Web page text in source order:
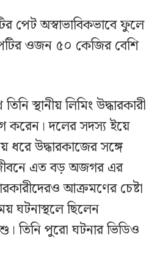
পেট অস্বাভাবিকভাবে ফুলে
ওজন ৫০ কেজির বেশি
স্থানীয় লিমিং উদ্ধারকারী
করেন। দলের সদস্য ইয়ে
উদ্ধারকাজের সঙ্গে
এত বড় অজগর এর
আক্রমণের চেষ্টা
ঘটনাস্থলে ছিলেন
শু। তিনি পুরো ঘটনার ভিডিও